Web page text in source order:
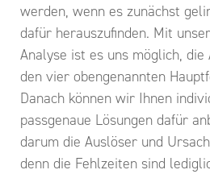
werden, wenn es zunächst
dafür herauszufinden. Mit
Analyse ist es uns möglich,
den vier obengenannten
Danach können wir Ihnen
passgenaue Lösungen dafür
darum die Auslöser und
denn die Fehlzeiten sind